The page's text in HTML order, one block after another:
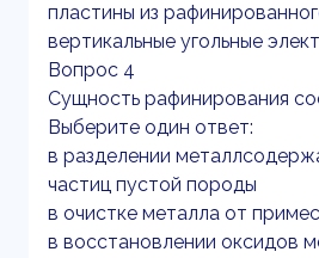
пластины из
вертикальные угольные
Вопрос 4
Сущность рафинирования
Выберите один ответ:
в разделении
частиц пустой породы
в очистке металла от
в восстановлении оксидов